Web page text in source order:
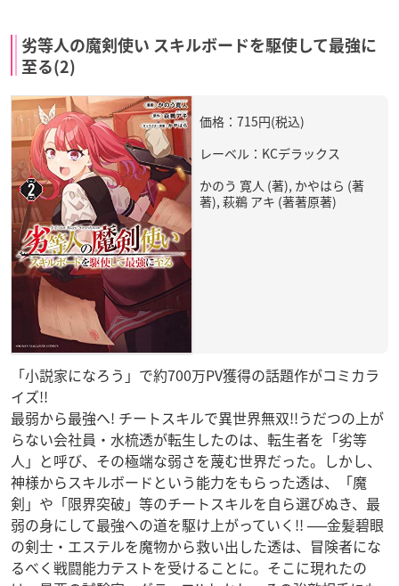
劣等人の魔剣使い スキルボードを駆使して最強に
至る(2)
価格：715円(税込)
レーベル：KCデラックス
かのう 寛人 (著), かやはら (著
著), 萩鵜 アキ (著著原著)
「小説家になろう」で約700万PV獲得の話題作がコミカラ
イズ!!
最弱から最強へ! チートスキルで異世界無双!!うだつの上が
らない会社員・水梳透が転生したのは、転生者を「劣等
人」と呼び、その極端な弱さを蔑む世界だった。しかし、
神様からスキルボードという能力をもらった透は、「魔
剣」や「限界突破」等のチートスキルを自ら選びぬき、最
弱の身にして最強への道を駆け上がっていく!! ──金髪碧眼
の剣士・エステルを魔物から救い出した透は、冒険者にな
るべく戦闘能力テストを受けることに。そこに現れたの